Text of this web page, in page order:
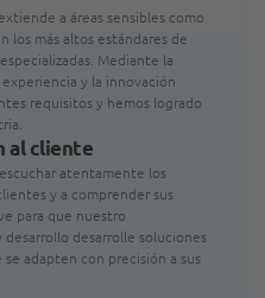
a áreas sensibles como
los más altos estándares de
Mediante la
y la innovación
requisitos y hemos logrado
al cliente
atentamente los
y a comprender sus
para que nuestro
desarrolle soluciones
se adapten con precisión a sus